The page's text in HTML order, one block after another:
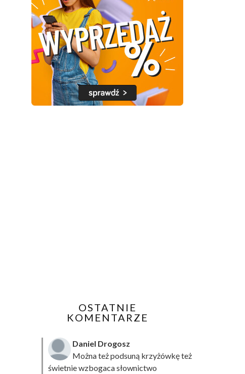
OSTATNIE
KOMENTARZE
Daniel Drogosz
Można też podsuną krzyżówkęteż
świetnie wzbogaca słownictwo